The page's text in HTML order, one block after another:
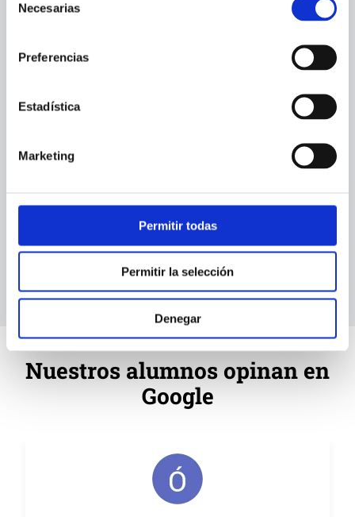
Necesarias
Preferencias
Estadística
Marketing
Permitir todas
Permitir la selección
Denegar
Nuestros alumnos opinan en
Google